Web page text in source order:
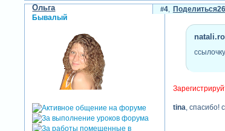
Поделиться
4
Ольга
Бывалый
tina , спасибо!